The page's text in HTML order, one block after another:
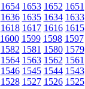
1654 1653 1652 1651
1636 1635 1634 1633
1618 1617 1616 1615
1600 1599 1598 1597
1582 1581 1580 1579
1564 1563 1562 1561
1546 1545 1544 1543
1528 1527 1526 1525